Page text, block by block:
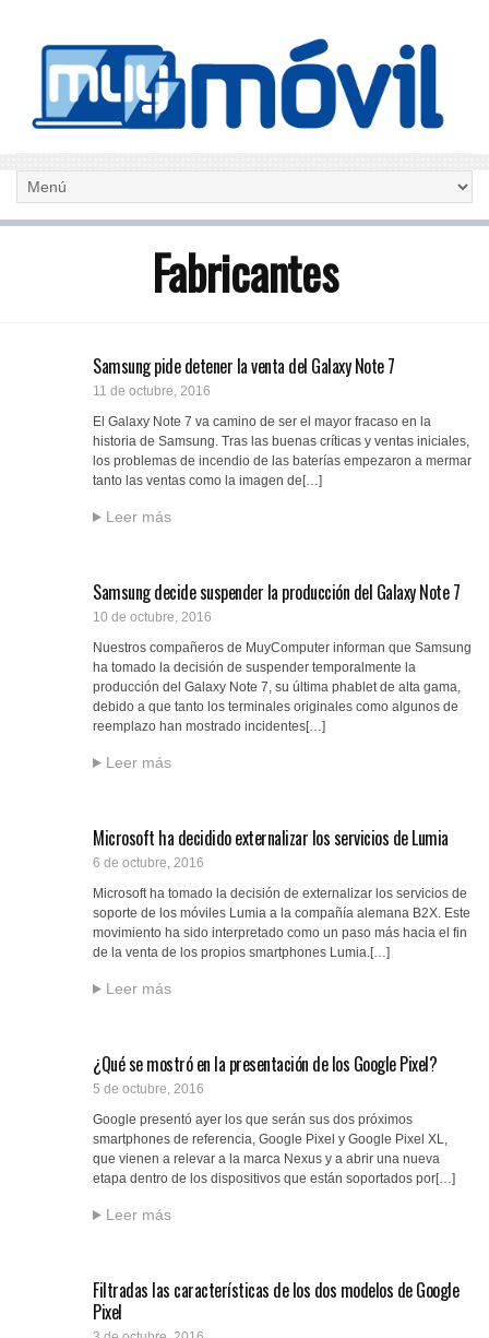
Fabricantes
Samsung pide detener la venta del Galaxy Note 7
11 de octubre, 2016
El Galaxy Note 7 va camino de ser el mayor fracaso en la
historia de Samsung. Tras las buenas críticas y ventas iniciales,
los problemas de incendio de las baterías empezaron a mermar
tanto las ventas como la imagen de[…]
Leer más
Samsung decide suspender la producción del Galaxy Note 7
10 de octubre, 2016
Nuestros compañeros de MuyComputer informan que Samsung
ha tomado la decisión de suspender temporalmente la
producción del Galaxy Note 7, su última phablet de alta gama,
debido a que tanto los terminales originales como algunos de
reemplazo han mostrado incidentes[…]
Leer más
Microsoft ha decidido externalizar los servicios de Lumia
6 de octubre, 2016
Microsoft ha tomado la decisión de externalizar los servicios de
soporte de los móviles Lumia a la compañía alemana B2X. Este
movimiento ha sido interpretado como un paso más hacia el fin
de la venta de los propios smartphones Lumia.[…]
Leer más
¿Qué se mostró en la presentación de los Google Pixel?
5 de octubre, 2016
Google presentó ayer los que serán sus dos próximos
smartphones de referencia, Google Pixel y Google Pixel XL,
que vienen a relevar a la marca Nexus y a abrir una nueva
etapa dentro de los dispositivos que están soportados por[…]
Leer más
Filtradas las características de los dos modelos de Google
Pixel